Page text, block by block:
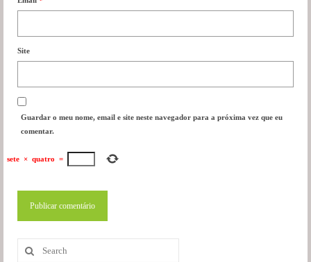
Site
Guardar o meu nome, email e site neste navegador para a próxima vez que eu
comentar.
sete × quatro =
Search
for: